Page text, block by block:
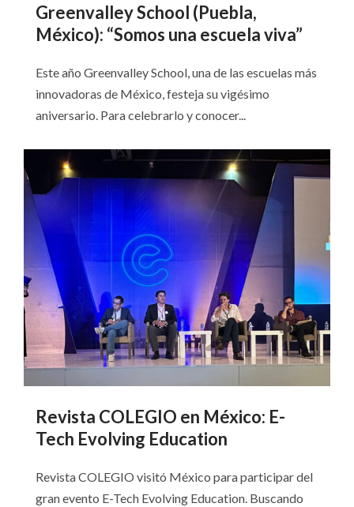
Greenvalley School (Puebla,
México): “Somos una escuela viva”
Este año Greenvalley School, una de las escuelas más
innovadoras de México, festeja su vigésimo
aniversario. Para celebrarlo y conocer...
Revista COLEGIO en México: E-
Tech Evolving Education
Revista COLEGIO visitó México para participar del
gran evento E-Tech Evolving Education. Buscando